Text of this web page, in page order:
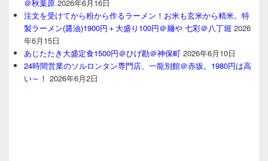
＠秋葉原 2026年6月16日
注文を受けてから粉から作るラーメン！お米も玄米から精米。特
製ラーメン(醤油)1900円＋大盛り100円＠麺や 七彩＠八丁堀 2026
年6月15日
あじたたき大盛定食1500円＠ひげ勘＠神保町 2026年6月10日
24時間営業のソルロンタン専門店、一龍別館＠赤坂。1980円は高
い～！ 2026年6月2日